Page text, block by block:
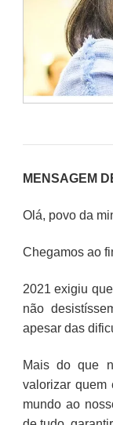
MENSAGEM
Olá, povo da
Chegamos ao
2021 exigiu
não
apesar das
Mais do que
valorizar quem
mundo ao